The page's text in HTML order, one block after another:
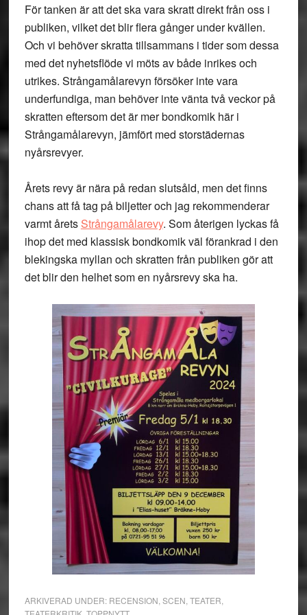
För tanken är att det ska vara skratt direkt från oss i
publiken, vilket det blir flera gånger under kvällen.
Och vi behöver skratta tillsammans i tider som dessa
med det nyhetsflöde vi möts av både inrikes och
utrikes. Strångamålarevyn försöker inte vara
underfundiga, man behöver inte vänta två veckor på
skratten eftersom det är mer bondkomik här i
Strångamålarevyn, jämfört med storstädernas
nyårsrevyer.
Årets revy är nära på redan slutsåld, men det finns
chans att få tag på biljetter och jag rekommenderar
varmt årets Strångamålarevy. Som återigen lyckas få
ihop det med klassisk bondkomik väl förankrad i den
blekingska myllan och skratten från publiken gör att
det blir den helhet som en nyårsrevy ska ha.
ARKIVERAD UNDER: RECENSION SCEN TEATER